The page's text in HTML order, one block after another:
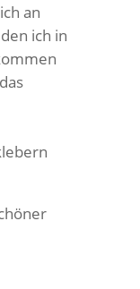
an
ich in